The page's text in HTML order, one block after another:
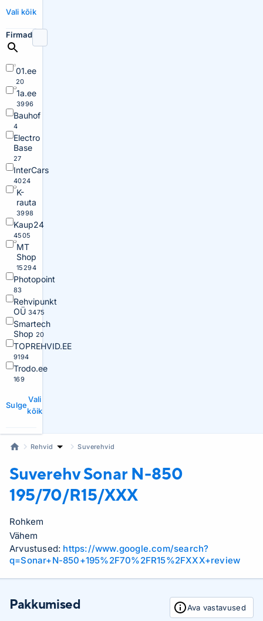
Vali kõik
Firmad
01.ee
20
1a.ee
3996
Bauhof
4
Electro
Base
27
InterCars
4024
K-
rauta
3998
Kaup24
4505
MT
Shop
15294
Photopoint
83
Rehvipunkt
OÜ 3475
Smartech
Shop 20
TOPREHVID.EE
9194
Trodo.ee
169
Sulge
Vali
kõik
Rehvid Suverehvid
Suverehv Sonar N-850
195/70/R15/XXX
Rohkem
Vähem
Arvustused: https://www.google.com/search?
q=Sonar+N-850+195%2F70%2FR15%2FXXX+review
Pakkumised Ava vastavused